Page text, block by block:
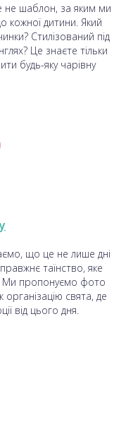
не шаблон, за яким ми
кожної дитини. Який
Стилізований під
Це знаєте тільки
будь-яку чарівну
що це не лише дні
таїнство, яке
Ми пропонуємо фото
свята, де
від цього дня.